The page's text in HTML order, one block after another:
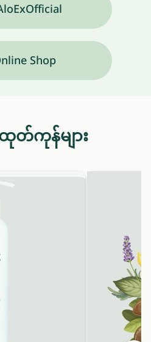
Shop
ကုန်များ